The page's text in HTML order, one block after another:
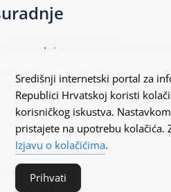
suradnje
financijski
Hrvatska
Središnji internetski portal za
Republici Hrvatskoj koristi
korisničkog iskustva.
pristajete na upotrebu
Izjavu o kolačićima.
Prihvati